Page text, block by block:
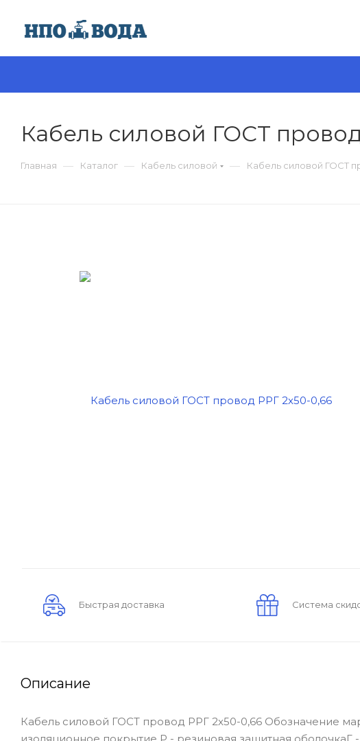
Кабель силовой ГОСТ
Главная — Каталог — Кабель силовой — Кабель силовой ГОСТ
Быстрая доставка Система
Описание
Кабель силовой ГОСТ провод РРГ 2х50-0,66 Обозначение